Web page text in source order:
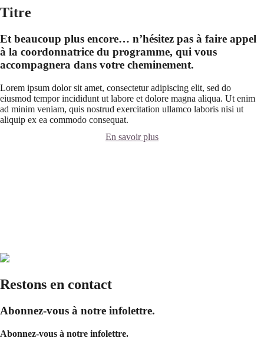
Titre
Et beaucoup plus encore… n’hésitez pas à faire appel
à la coordonnatrice du programme, qui vous
accompagnera dans votre cheminement.
Lorem ipsum dolor sit amet, consectetur adipiscing elit, sed do
eiusmod tempor incididunt ut labore et dolore magna aliqua. Ut enim
ad minim veniam, quis nostrud exercitation ullamco laboris nisi ut
aliquip ex ea commodo consequat.
En savoir plus
Restons en contact
Abonnez-vous à notre infolettre.
Abonnez-vous à notre infolettre.